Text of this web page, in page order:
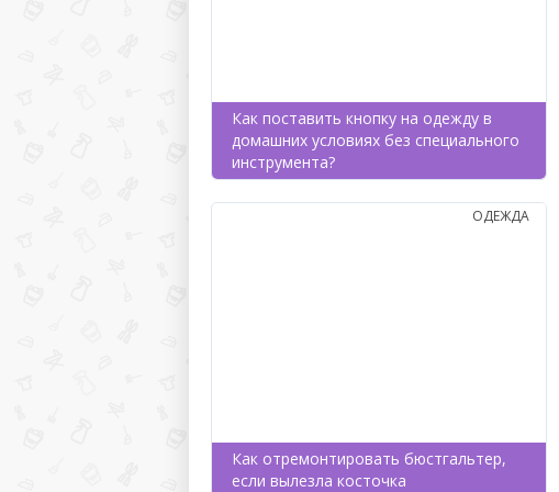
Как поставить кнопку на одежду в
домашних условиях без специального
инструмента?
Как отремонтировать бюстгальтер,
если вылезла косточка
ОДЕЖДА